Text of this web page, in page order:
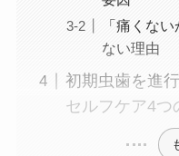
「痛くな
ない理由
初期虫歯を進
セルフケア4つ